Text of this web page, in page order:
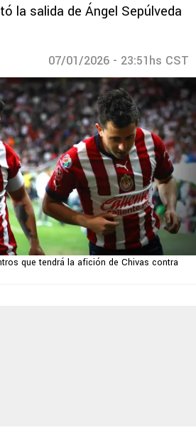
la salida de Ángel Sepúlveda
07/01/2026 - 23:51hs CST
que tendrá la afición de Chivas contra